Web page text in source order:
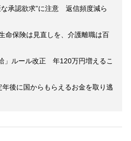
な承認欲求”に注意 返信頻度減ら
保険は見直しを、介護離職は百
」ルール改正 年120万円増えるこ
後に国からもらえるお金を取り逃